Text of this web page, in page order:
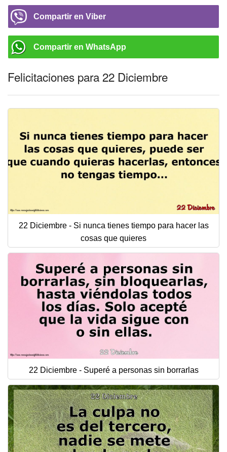
Compartir en Viber
Compartir en WhatsApp
Felicitaciones para 22 Diciembre
22 Diciembre - Si nunca tienes tiempo para hacer las
cosas que quieres
22 Diciembre - Superé a personas sin borrarlas